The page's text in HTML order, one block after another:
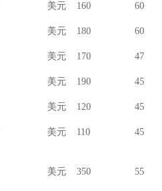
美元 160 60
美元 180 60
美元 170 47
美元 190 45
美元 120 45
美元 110 45
美元 350 55